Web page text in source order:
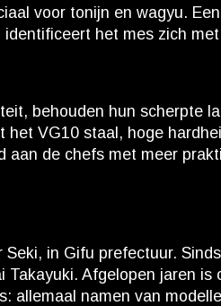
voor tonijn en wagyu.
het mes zich
behouden hun scherpte
het VG10 staal, hoge
aan de chefs met meer
in Gifu prefectuur.
Afgelopen jaren is
allemaal namen van